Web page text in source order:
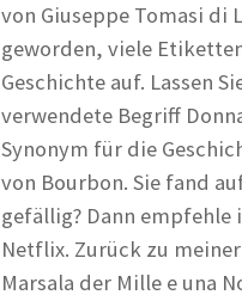
von Giuseppe Tomasi di
geworden, viele
Geschichte auf. Lassen
verwendete Begriff
Synonym für die
von Bourbon. Sie fand
gefällig? Dann empfehle
Netflix. Zurück zu
Marsala der Mille e una